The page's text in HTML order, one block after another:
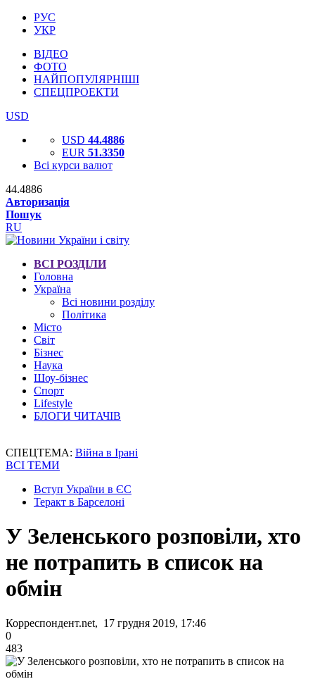
РУС
УКР
ВІДЕО
ФОТО
НАЙПОПУЛЯРНІШІ
СПЕЦПРОЕКТИ
USD
USD 44.4886
EUR 51.3350
Всі курси валют
44.4886
Авторизація
Пошук
RU
ВСІ РОЗДІЛИ
Головна
Україна
Всі новини розділу
Політика
Місто
Світ
Бізнес
Наука
Шоу-бізнес
Спорт
Lifestyle
БЛОГИ ЧИТАЧІВ
СПЕЦТЕМА: Війна в Ірані
ВСІ ТЕМИ
Вступ України в ЄС
Теракт в Барселоні
У Зеленського розповіли, хто
не потрапить в список на
обмін
Корреспондент.net, 17 грудня 2019, 17:46
0
483